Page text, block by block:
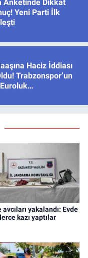
Anketinde Dikkat
Yeni Parti İlk
Haciz İddiası
Trabzonspor’un
yakalandı: Evde
kazı yaptılar